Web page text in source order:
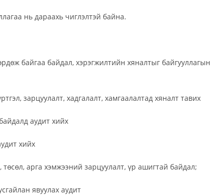
нь дараахь чиглэлтэй байна.
байгаа байдал, хэрэгжилтийн хяналтыг байгууллагын
зарцуулалт, хадгалалт, хамгаалалтад хяналт тавих
аудит хийх
хийх
арга хэмжээний зарцуулалт, үр ашигтай байдал;
явуулах аудит